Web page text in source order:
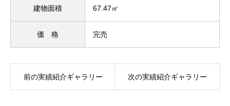
建物面積 67.47㎡
価 格 完売
前の実績紹介ギャラリー 次の実績紹介ギャラリー